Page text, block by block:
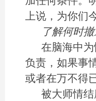
上说，为你们
了解何时
在脑海中
负责，如果事
或者在万不得
被大师情